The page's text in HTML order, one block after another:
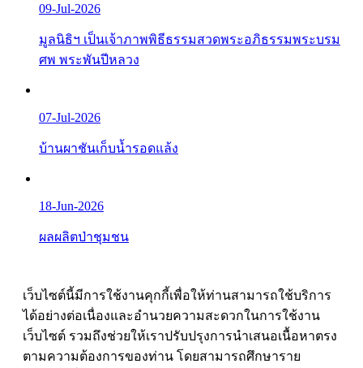
09-Jul-2026
มูลนิธิฯ เป็นเจ้าภาพพิธีธรรมสวดพระอภิธรรมพระบรม
ศพ พระพันปีหลวง
07-Jul-2026
บ้านผาชันเก็บน้ำรอดแล้ง
18-Jun-2026
ผลผลิตป่าชุมชน
เว็บไซต์นี้มีการใช้งานคุกกี้เพื่อให้ท่านสามารถใช้บริการ
ได้อย่างต่อเนื่องและอำนวยความสะดวกในการใช้งาน
เว็บไซต์ รวมถึงช่วยให้เราปรับปรุงการนำเสนอเนื้อหาตรง
ตามความต้องการของท่าน โดยสามารถศึกษาราย